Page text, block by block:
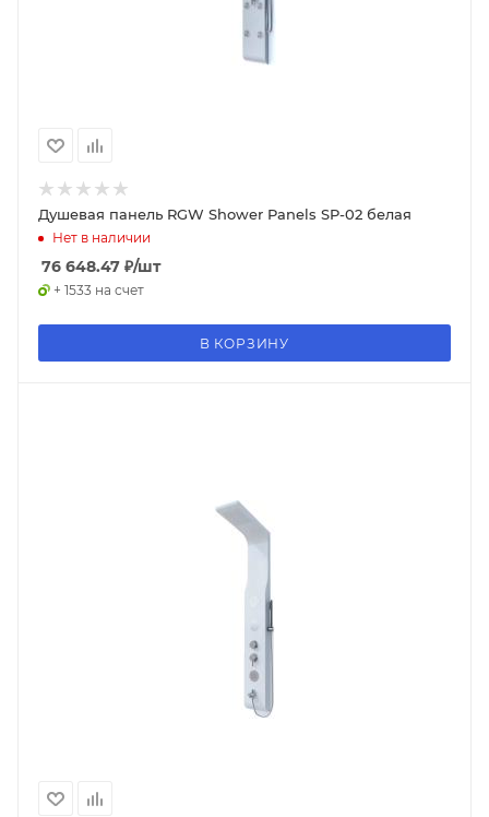
Душевая панель RGW Shower Panels SP-02 белая
Нет в наличии
76 648.47 ₽/шт
+ 1533 на счет
В КОРЗИНУ